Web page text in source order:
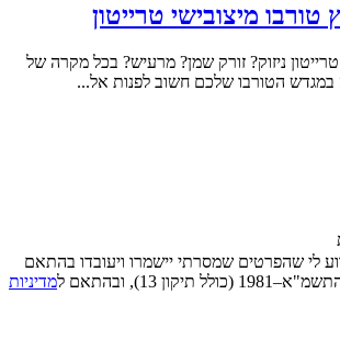
מיצובישי טרייטון
ניזוק? זורק שמן? מרעיש? בכל מקרה של
הטורבו שלכם חשוב לפנות אל...
לי שהפרטים שמסרתי יישמרו ויעובדו בהתאם
13), ובהתאם ל
מדיניות